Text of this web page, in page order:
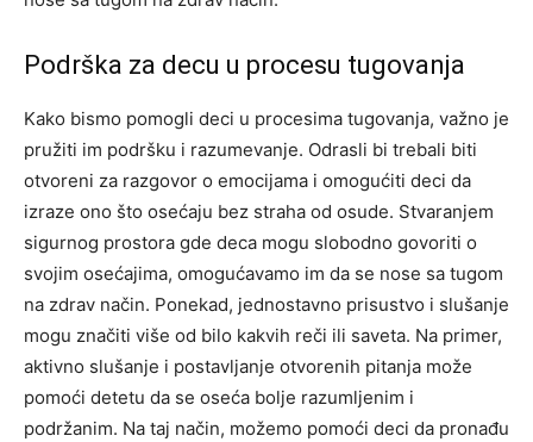
Podrška za decu u procesu tugovanja
Kako bismo pomogli deci u procesima tugovanja, važno je
pružiti im podršku i razumevanje. Odrasli bi trebali biti
otvoreni za razgovor o emocijama i omogućiti deci da
izraze ono što osećaju bez straha od osude. Stvaranjem
sigurnog prostora gde deca mogu slobodno govoriti o
svojim osećajima, omogućavamo im da se nose sa tugom
na zdrav način. Ponekad, jednostavno prisustvo i slušanje
mogu značiti više od bilo kakvih reči ili saveta. Na primer,
aktivno slušanje i postavljanje otvorenih pitanja može
pomoći detetu da se oseća bolje razumljenim i
podržanim. Na taj način, možemo pomoći deci da pronađu